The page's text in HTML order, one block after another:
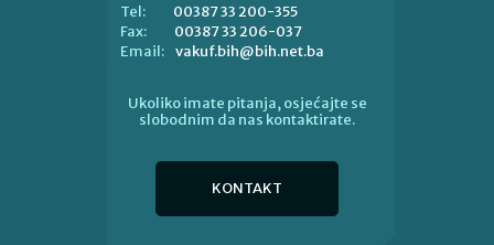
Tel:
00387 33 200-355
Fax:
00387 33 206-037
Email: vakuf.bih@bih.net.ba
Ukoliko imate pitanja, osjećajte se
slobodnim da nas kontaktirate.
KONTAKT